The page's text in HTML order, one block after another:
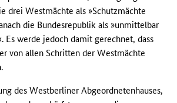
drei Westmächte als »Schutzmächte
die Bundesrepublik als »unmittelbar
Es werde jedoch damit gerechnet, dass
von allen Schritten der Westmächte
des Westberliner Abgeordnetenhauses,